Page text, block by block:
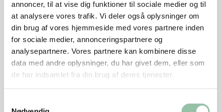
annoncer, til at vise dig funktioner til sociale medier og til
at analysere vores trafik. Vi deler også oplysninger om
din brug af vores hjemmeside med vores partnere inden
for sociale medier, annonceringspartnere og
analysepartnere. Vores partnere kan kombinere disse
data med andre oplysninger, du har givet dem, eller som
de har indsamlet fra din brug af deres tjenester.
Skær sværene af flæskestegen. Skær fedtet af mellem
svær og kød og kasser fedtet. Skær kødet i tynde
skiver og pynt med sværene.
LÆS OGSÅ Sund julemad
Tips
Bed slagteren skære stegen af det stykke af